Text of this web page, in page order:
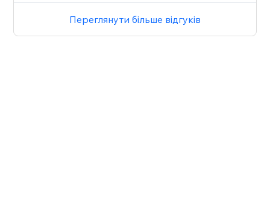
Переглянути більше відгуків